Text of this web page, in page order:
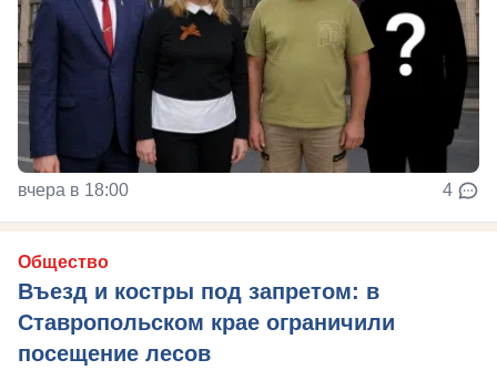
вчера в 18:00 4
Общество
Въезд и костры под запретом: в
Ставропольском крае ограничили
посещение лесов